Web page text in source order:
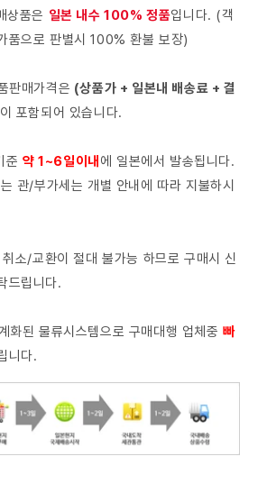
상품은 일본 내수 100% 정품입니다. (객
품으로 판별시 100% 환불 보장)
판매가격은 (상품가 + 일본내 배송료 + 결
포함되어 있습니다.
준 약 1~6일이내 에 일본에서 발송됩니다.
관/부가세는 개별 안내에 따라 지불하시
소/교환이 절대 불가능 하므로 구매시 신
드립니다.
화된 물류시스템으로 구매대행 업체중빠
니다.